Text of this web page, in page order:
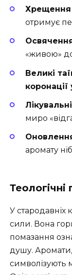
Хрещення
отримує
«живою»
Великі
коронації
миро
аромату
У стародавніх
сили. Вона
помазання
душу.
символізують